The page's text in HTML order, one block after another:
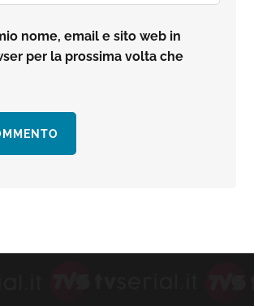
nome, email e sito web in
per la prossima volta che